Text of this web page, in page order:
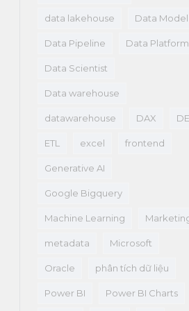
data lakehouse Data Model
Data Pipeline Data Platform
Data Scientist
Data warehouse
datawarehouse DAX DE
ETL excel frontend
Generative AI
Google Bigquery
Machine Learning
metadata Microsoft
Oracle phân tích dữ liệu
Power BI Power BI Charts